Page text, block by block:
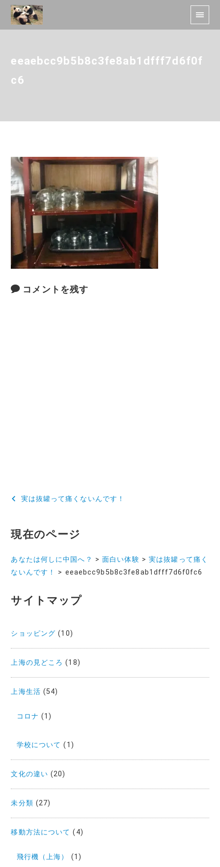
eeaebcc9b5b8c3fe8ab1dfff7d6f0f
c6
コメントを残す
投
ナ
ゲ
シ
ン
実は抜罐って痛くないんです！
現在のページ
あなたは何しに中国へ？ >面白い体験 >実は抜罐って痛く
ないんです！
> eeaebcc9b5b8c3fe8ab1dfff7d6f0fc6
サイトマップ
ショッピング (10)
上海の見どころ (18)
上海生活 (54)
コロナ (1)
学校について (1)
文化の違い (20)
未分類 (27)
移動方法について (4)
飛行機（上海） (1)